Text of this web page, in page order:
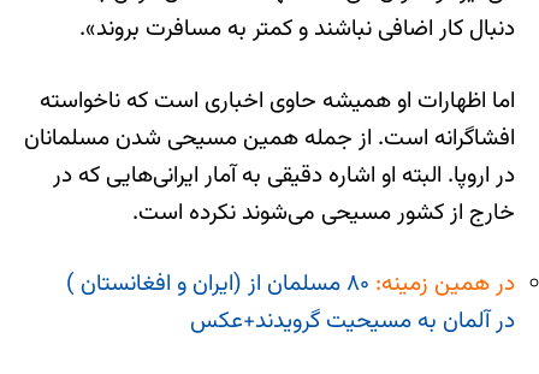
دنبال کار اضافی نباشند و کمتر به مسافرت بروند».
اما اظهارات او همیشه حاوی اخباری است که ناخواسته
افشاگرانه است. از جمله همین مسیحی شدن مسلمانان
در اروپا. البته او اشاره دقیقی به آمار ایرانی‌هایی که در
خارج از کشور مسیحی می‌شوند نکرده است.
در همین زمینه:
۸۰ مسلمان از (ایران و افغانستان )
در آلمان به مسیحیت گرویدند+عکس